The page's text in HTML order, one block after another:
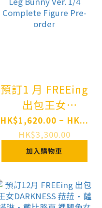
預訂1 月 FREEing
出包王女
DARKNESS 娜娜
·阿絲達·戴比路
克 裸腿兔女郎Ver.
To Love-Ru
Darkness Nana
Astar Deviluke
HK$1,620.00 ~ HK...
HK$3,300.00
加入購物車